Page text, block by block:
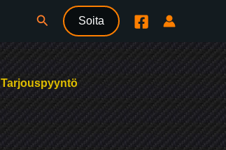
Hae Soita
Tarjouspyyntö